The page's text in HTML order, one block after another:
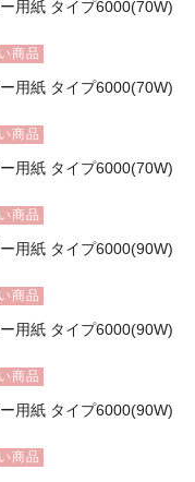
用紙 タイプ6000(70W)
商品
用紙 タイプ6000(70W)
商品
用紙 タイプ6000(70W)
商品
用紙 タイプ6000(90W)
商品
用紙 タイプ6000(90W)
商品
用紙 タイプ6000(90W)
商品